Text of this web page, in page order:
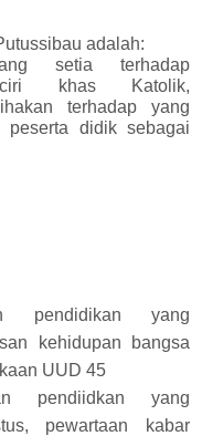
adalah:
setia terhadap
ciri khas Katolik,
terhadap yang
peserta didik sebagai
pendidikan yang
kehidupan bangsa
UUD 45
pendiidkan yang
pewartaan kabar